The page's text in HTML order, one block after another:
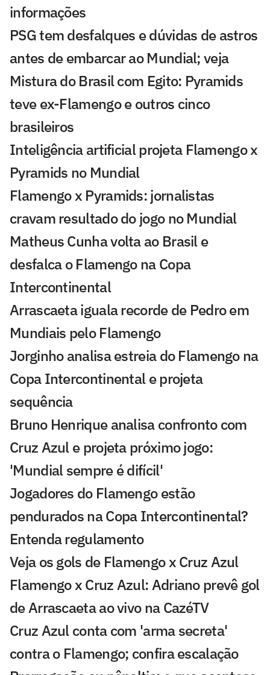
informações
PSG tem desfalques e dúvidas de astros
antes de embarcar ao Mundial; veja
Mistura do Brasil com Egito: Pyramids
teve ex-Flamengo e outros cinco
brasileiros
Inteligência artificial projeta Flamengo x
Pyramids no Mundial
Flamengo x Pyramids: jornalistas
cravam resultado do jogo no Mundial
Matheus Cunha volta ao Brasil e
desfalca o Flamengo na Copa
Intercontinental
Arrascaeta iguala recorde de Pedro em
Mundiais pelo Flamengo
Jorginho analisa estreia do Flamengo na
Copa Intercontinental e projeta
sequência
Bruno Henrique analisa confronto com
Cruz Azul e projeta próximo jogo:
'Mundial sempre é difícil'
Jogadores do Flamengo estão
pendurados na Copa Intercontinental?
Entenda regulamento
Veja os gols de Flamengo x Cruz Azul
Flamengo x Cruz Azul: Adriano prevê gol
de Arrascaeta ao vivo na CazéTV
Cruz Azul conta com 'arma secreta'
contra o Flamengo; confira escalação